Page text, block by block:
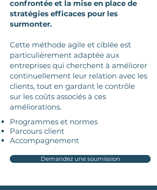
confrontée et la mise en place de
stratégies efficaces pour les
surmonter.
Cette méthode agile et ciblée est
particulièrement adaptée aux
entreprises qui cherchent à améliorer
continuellement leur relation avec les
clients, tout en gardant le contrôle
sur les coûts associés à ces
améliorations.
Programmes et normes
Parcours client
Accompagnement
Demandez une soumission